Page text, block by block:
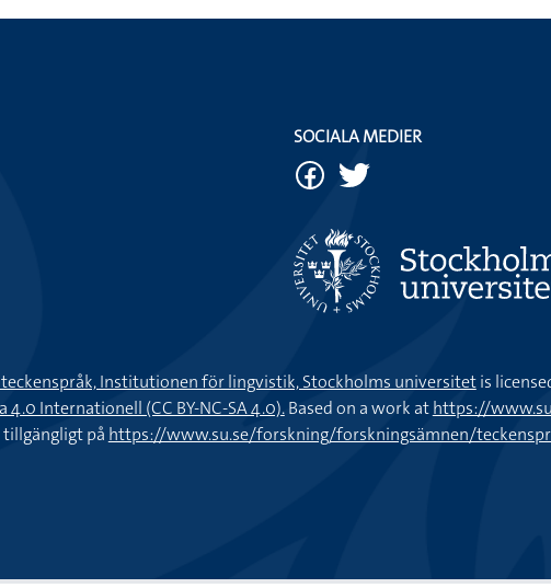
SOCIALA MEDIER
Institutionen för lingvistik, Stockholms universitetis
Internationell (CC BY-NC-SA 4.0).Based on a work athttps://
tillgängligt på https://www.su.se/forskning/forskningsämnen/